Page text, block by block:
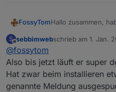
FossyTomHallo zusammen,
die Register
toll wenn ihr in
Adapter liegt unter
https://github.com/
S
Offline
sebbimwebschrieb am 1. Jan.
zuletzt editiert von
@fossytom
Also bis jetzt läuft er super
Hat zwar beim installieren
genannte Meldung